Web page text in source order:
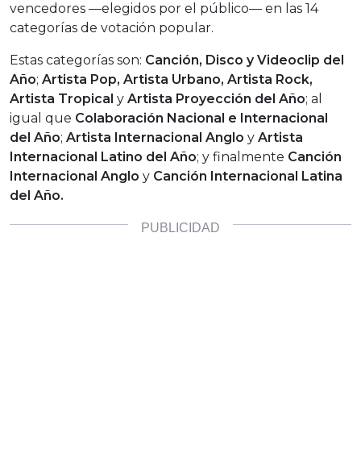
vencedores —elegidos por el público— en las 14
categorías de votación popular.
Estas categorías son: Canción, Disco y Videoclip del
Año; Artista Pop, Artista Urbano, Artista Rock,
Artista Tropical y Artista Proyección del Año; al
igual que Colaboración Nacional e Internacional
del Año; Artista Internacional Anglo y Artista
Internacional Latino del Año; y finalmente Canción
Internacional Anglo y Canción Internacional Latina
del Año.